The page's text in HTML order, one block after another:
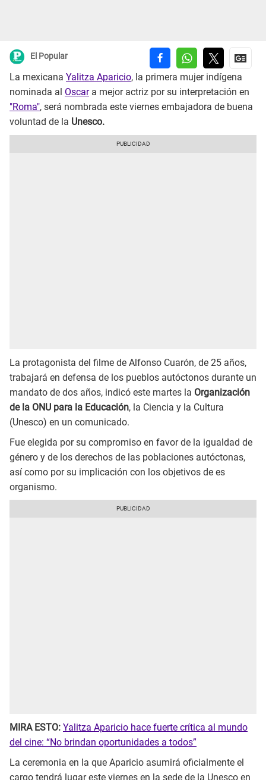
El Popular
La mexicana Yalitza Aparicio, la primera mujer indígena
nominada al Oscara mejor actriz por su interpretación en
"Roma", será nombrada este viernes embajadora de buena
voluntad de la Unesco.
La protagonista del filme de Alfonso Cuarón, de 25 años,
trabajará en defensa de los pueblos autóctonos durante un
mandato de dos años, indicó este martes la Organización
de la ONU para la Educación, la Ciencia y la Cultura
(Unesco) en un comunicado.
Fue elegida por su compromiso en favor de la igualdad de
género y de los derechos de las poblaciones autóctonas,
así como por su implicación con los objetivos de es
organismo.
MIRA ESTO: Yalitza Aparicio hace fuerte crítica al mundo
del cine: “No brindan oportunidades a todos”
La ceremonia en la que Aparicio asumirá oficialmente el
cargo tendrá lugar este viernes en la sede de la Unesco en